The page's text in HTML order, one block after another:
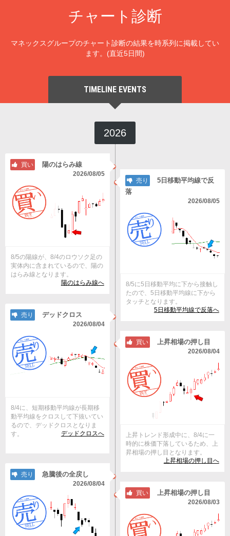
チャート診断
マネックスグループのチャート診断の結果を時系列に掲載してい
ます。(直近5日間)
TIMELINE EVENTS
2026
買い 陽のはらみ線
2026/08/05
8/5の陽線が、8/4のロウソク足の
実体内に含まれているので、陽の
はらみ線となります。
陽のはらみ線へ
売り
5日移動平均線で反
落
2026/08/05
8/5に5日移動平均に下から接触し
たので、5日移動平均線に下から
タッチとなります。
5日移動平均線で反落へ
売り デッドクロス
2026/08/04
8/4に、短期移動平均線が長期移
動平均線をクロスして下抜いてい
るので、デッドクロスとなりま
す。
デッドクロスへ
買い 上昇相場の押し目
2026/08/04
上昇トレンド形成中に、8/4に一
時的に株価下落しているため、上
昇相場の押し目となります。
上昇相場の押し目へ
売り
急騰後の全戻し
2026/08/04
買い
上昇相場の押し目
2026/08/03